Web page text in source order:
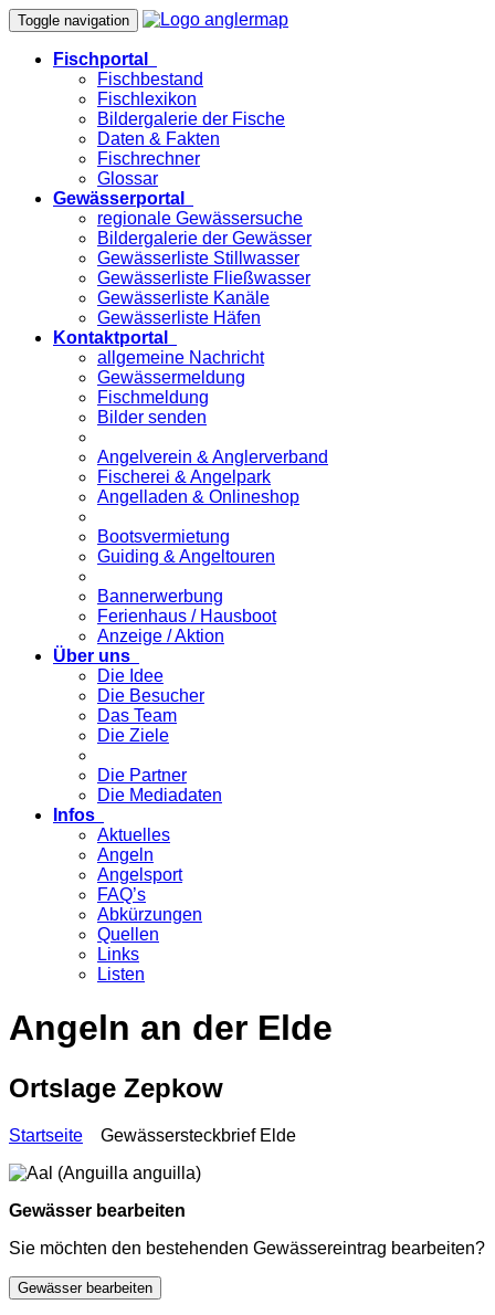
Toggle navigation
Fischportal
Fischbestand
Fischlexikon
Bildergalerie der Fische
Daten & Fakten
Fischrechner
Glossar
Gewässerportal
regionale Gewässersuche
Bildergalerie der Gewässer
Gewässerliste Stillwasser
Gewässerliste Fließwasser
Gewässerliste Kanäle
Gewässerliste Häfen
Kontaktportal
allgemeine Nachricht
Gewässermeldung
Fischmeldung
Bilder senden
Angelverein & Anglerverband
Fischerei & Angelpark
Angelladen & Onlineshop
Bootsvermietung
Guiding & Angeltouren
Bannerwerbung
Ferienhaus / Hausboot
Anzeige / Aktion
Über uns
Die Idee
Die Besucher
Das Team
Die Ziele
Die Partner
Die Mediadaten
Infos
Aktuelles
Angeln
Angelsport
FAQ’s
Abkürzungen
Quellen
Links
Listen
Angeln an der Elde
Ortslage Zepkow
Startseite Gewässersteckbrief Elde
Gewässer bearbeiten
Sie möchten den bestehenden Gewässereintrag bearbeiten?
Gewässer bearbeiten